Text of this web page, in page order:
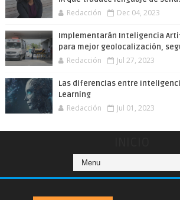
Redacción Dec 04, 2023
Implementarán Inteligencia
para mejor geolocalización,
Redacción Jul 27, 2023
Las diferencias entre
Learning
Redacción Jul 01, 2023